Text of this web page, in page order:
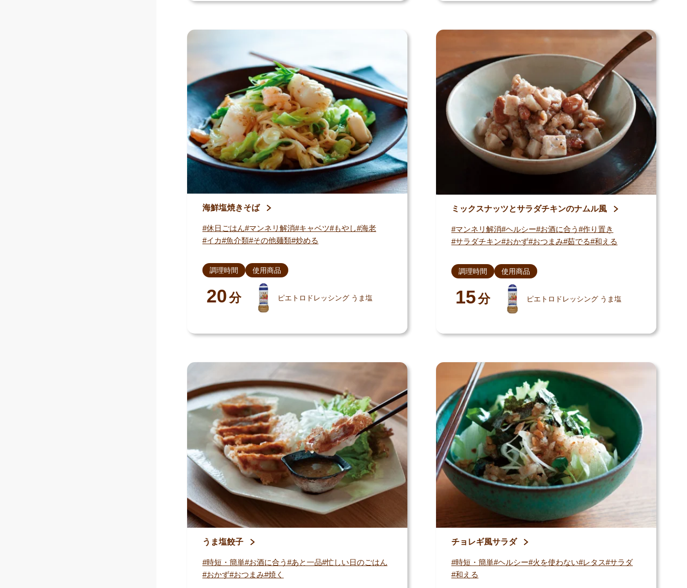
海鮮塩焼きそば
休日ごはん マンネリ解消 キャベツ もやし 海老
イカ 魚介類 その他麺類 炒める
調理時間
20分
使用商品
ピエトロドレッシング うま塩
ミックスナッツとサラダチキンのナムル風
マンネリ解消 ヘルシー お酒に合う
作り置き
サラダチキン おかず おつまみ 茹でる 和える
調理時間
15分
使用商品
ピエトロドレッシング うま塩
うま塩餃子
時短・簡単 お酒に合う あと一品 忙しい日のごはん
おかず おつまみ 焼く
チョレギ風サラダ
時短・簡単 ヘルシー 火を使わない レタス サラダ
和える